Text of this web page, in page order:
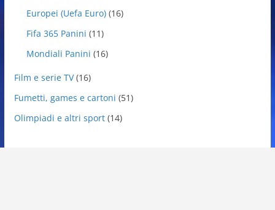
Europei (Uefa Euro)(16)
Fifa 365 Panini (11)
Mondiali Panini (16)
Film e serie TV(16)
Fumetti, games e cartoni (51)
Olimpiadi e altri sport(14)